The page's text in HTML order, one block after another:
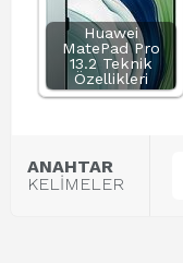
Huawei
MatePad Pro
13.2 Teknik
Özellikleri
ANAHTAR
KELİMELER